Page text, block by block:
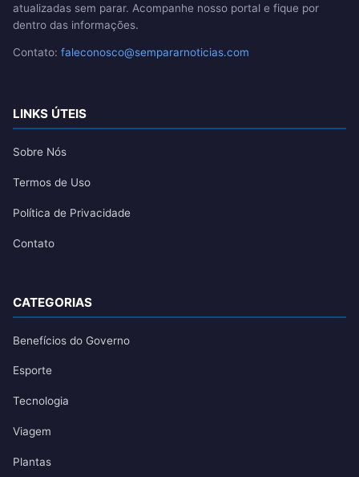
atualizadas sem parar. Acompanhe nosso portal e fique por
dentro das informações.
Contato: faleconosco@sempararnoticias.com
LINKS ÚTEIS
Sobre Nós
Termos de Uso
Política de Privacidade
Contato
CATEGORIAS
Benefícios do Governo
Esporte
Tecnologia
Viagem
Plantas